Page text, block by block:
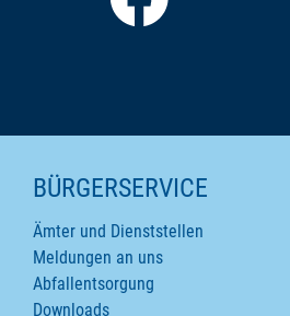
SEITENINHALTE
BÜRGERSERVICE
Ämter und Dienststellen
Meldungen an uns
Abfallentsorgung
Downloads